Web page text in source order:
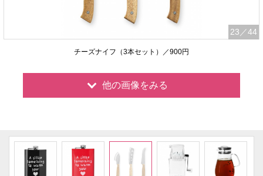
23 ／44
チーズナイフ（3本セット）／900円
他の画像をみる